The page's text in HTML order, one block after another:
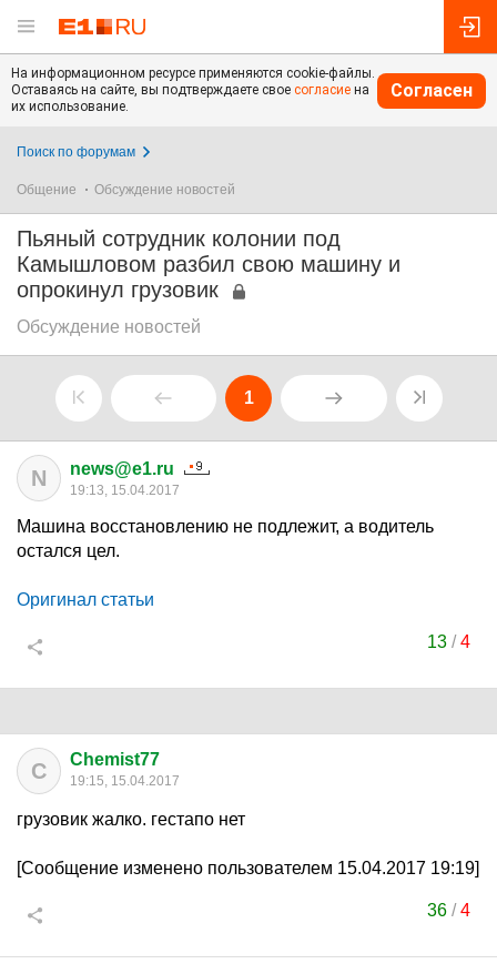
На информационном ресурсе применяются cookie-файлы.
Оставаясь на сайте, вы подтверждаете свое согласие на
их использование.
Согласен
Поиск по форумам
Общение Обсуждение новостей
Пьяный сотрудник колонии под
Камышловом разбил свою машину и
опрокинул грузовик
Обсуждение новостей
1
N news@e1.ru
19:13, 15.04.2017
Машина восстановлению не подлежит, а водитель
остался цел.
Оригинал статьи
13 /4
C Chemist77
19:15, 15.04.2017
грузовик жалко. гестапо нет
[Сообщение изменено пользователем 15.04.2017 19:19]
36 /4